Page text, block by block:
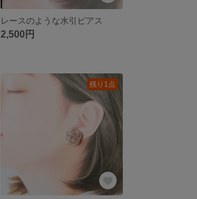
レースのような水引ピアス
2,500円
残り1点